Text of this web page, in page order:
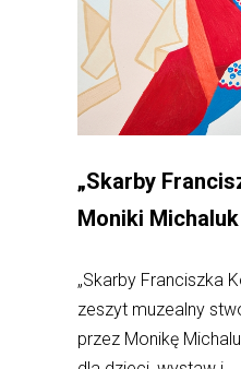
„Skarby
Moniki Michaluk
„Skarby Franciszka
zeszyt muzealny
przez Monikę